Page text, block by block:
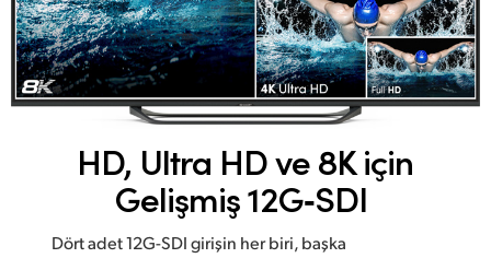
HD, Ultra HD ve 8Kiçin
Gelişmiş 12G‑SDI
Dört adet 12G-SDI girişin her biri, başka